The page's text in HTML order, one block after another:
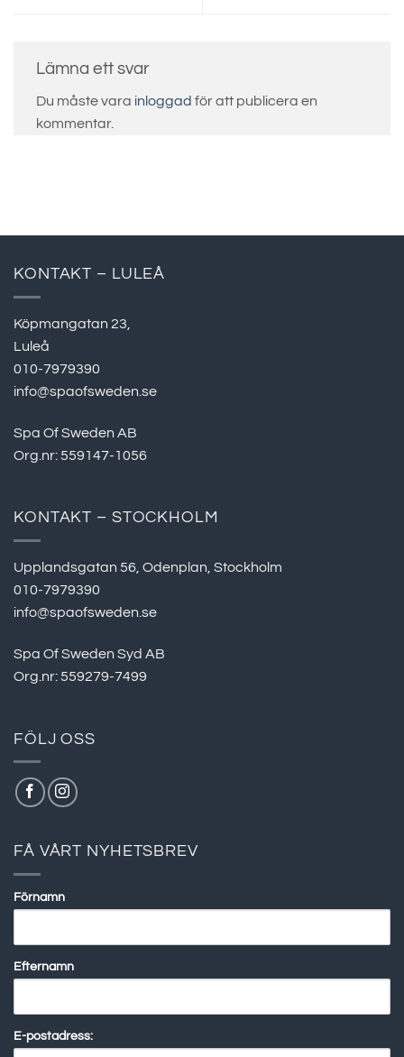
Lämna ett svar
Du måste vara inloggad för att publicera en
kommentar.
KONTAKT – LULEÅ
Köpmangatan 23,
Luleå
010-7979390
info@spaofsweden.se
Spa Of Sweden AB
Org.nr: 559147-1056
KONTAKT – STOCKHOLM
Upplandsgatan 56, Odenplan, Stockholm
010-7979390
info@spaofsweden.se
Spa Of Sweden Syd AB
Org.nr: 559279-7499
FÖLJ OSS
FÅ VÅRT NYHETSBREV
Förnamn
Efternamn
E-postadress: